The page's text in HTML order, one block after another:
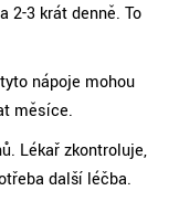
2-3 krát denně. To
nápoje mohou
měsíce.
Lékař zkontroluje,
další léčba.